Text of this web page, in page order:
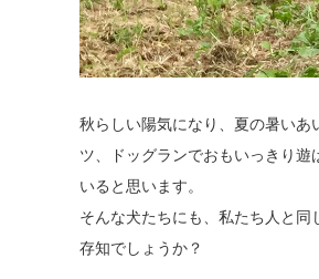
秋らしい陽気になり、夏の暑い
ツ、ドッグランでおもいっきり
いると思います。
そんな犬たちにも、私たち人と
存知でしょうか？